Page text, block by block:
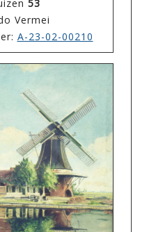
53
Vermei
A-23-02-00210